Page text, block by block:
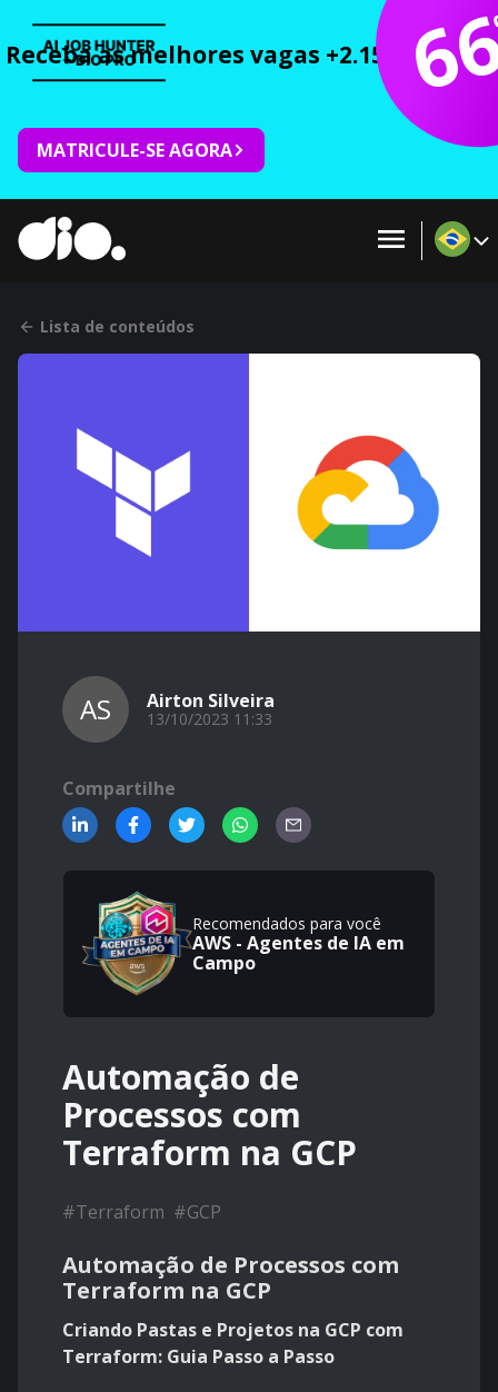
Receba as melhores vagas +2.150 cursos
MATRICULE-SE AGORA
Lista de conteúdos
AS Airton Silveira
13/10/2023 11:33
Compartilhe
Recomendados para você
AWS - Agentes de IA em
Campo
Automação de
Processos com
Terraform na GCP
#Terraform #GCP
Automação de Processos com
Terraform na GCP
Criando Pastas e Projetos na GCP com
Terraform: Guia Passo a Passo